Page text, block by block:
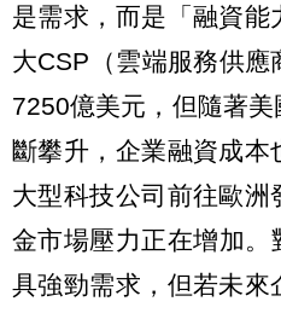
是需求，而是「融資能
大CSP（雲端服務供應
7250億美元，但隨著
斷攀升，企業融資成
大型科技公司前往歐洲
金市場壓力正在增加
具強勁需求，但若未來